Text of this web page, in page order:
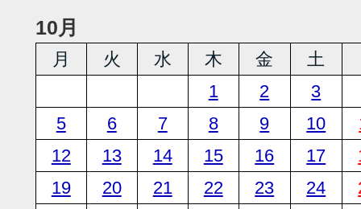
10月
月 火 水 木 金 土
1
2
3
5
6 7 8 9 10
12
13 14 15 16 17
19
20 21 22 23 24